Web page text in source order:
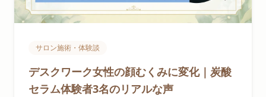
サロン施術・体験談
デスクワーク女性の顔むくみに変化｜炭酸
セラム体験者3名のリアルな声